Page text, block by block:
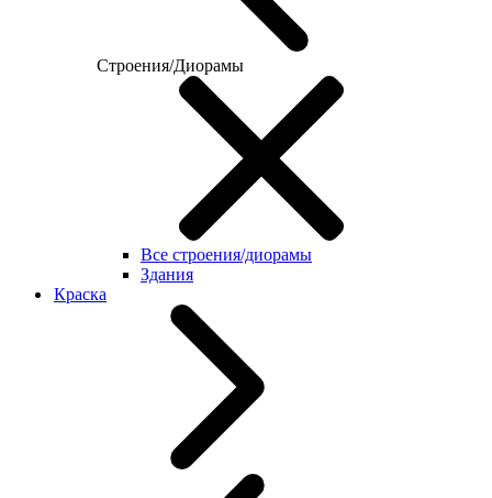
Строения/Диорамы
Все строения/диорамы
Здания
Краска